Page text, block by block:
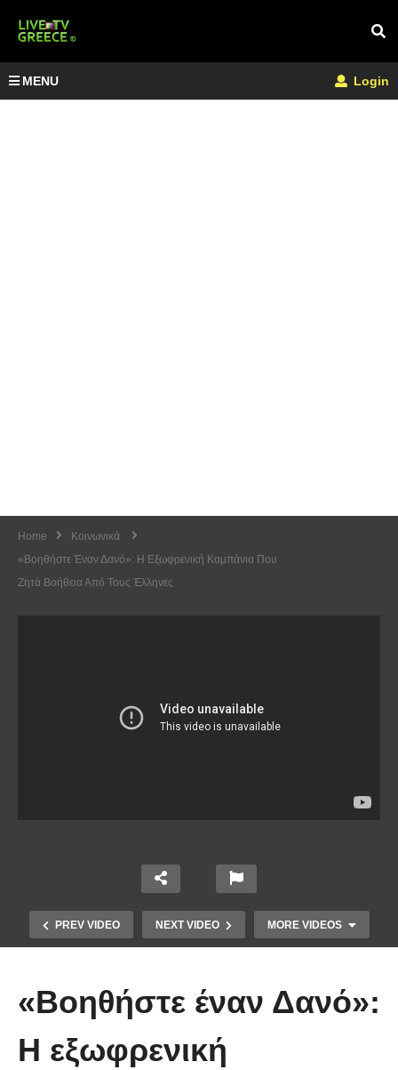
MENU Login
Home
Κοινωνικά
«Βοηθήστε Έναν Δανό»: H Εξωφρενική Καμπάνια Που
Ζητά Βοήθεια Από Τους Έλληνες
PREV VIDEO NEXT VIDEO MORE VIDEOS
«Βοηθήστε έναν Δανό»:
H εξωφρενική